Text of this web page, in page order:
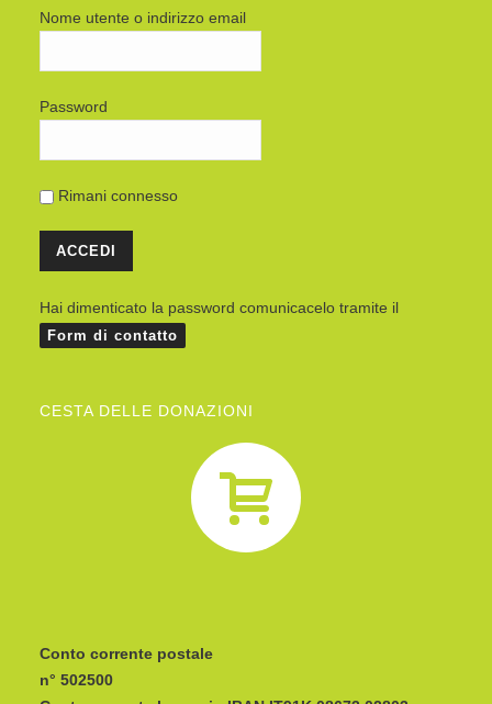
Nome utente o indirizzo email
Password
Rimani connesso
Hai dimenticato la password comunicacelo tramite il
Form di contatto
CESTA DELLE DONAZIONI
Conto corrente postale
n° 502500